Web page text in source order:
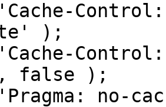
);
false );
no-